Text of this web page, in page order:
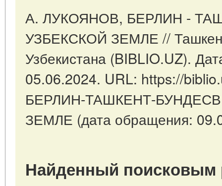
А. ЛУКОЯНОВ, БЕРЛИН -
УЗБЕКСКОЙ ЗЕМЛЕ //
Узбекистана (BIBLIO.UZ).
05.06.2024. URL: https://
БЕРЛИН-ТАШКЕНТ-
ЗЕМЛЕ (дата обращения:
Найденный поисковым